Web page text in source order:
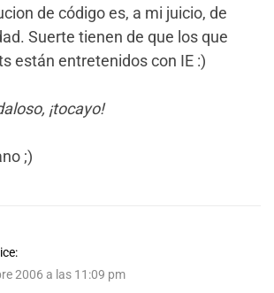
de código es, a mi juicio, de
Suerte tienen de que los que
están entretenidos con IE :)
¡tocayo!
;)
2006 a las 11:09 pm